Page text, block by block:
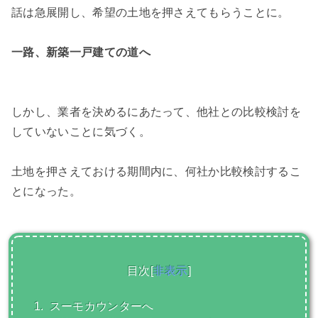
話は急展開し、希望の土地を押さえてもらうことに。
一路、新築一戸建ての道へ
しかし、業者を決めるにあたって、他社との比較検討を
していないことに気づく。
土地を押さえておける期間内に、何社か比較検討するこ
とになった。
目次 [非表示
1.
スーモカウンターへ